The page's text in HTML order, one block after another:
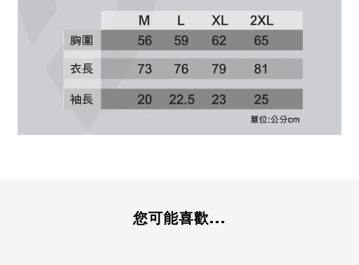
您可能喜歡...